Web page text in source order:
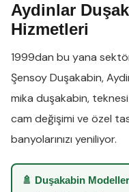
Aydinlar
Hizmetleri
1999dan bu yana
Şensoy Duşakabin,
mika duşakabin,
cam değişimi ve özel
banyolarınızı yeniliyor.
🚿 Duşakabin